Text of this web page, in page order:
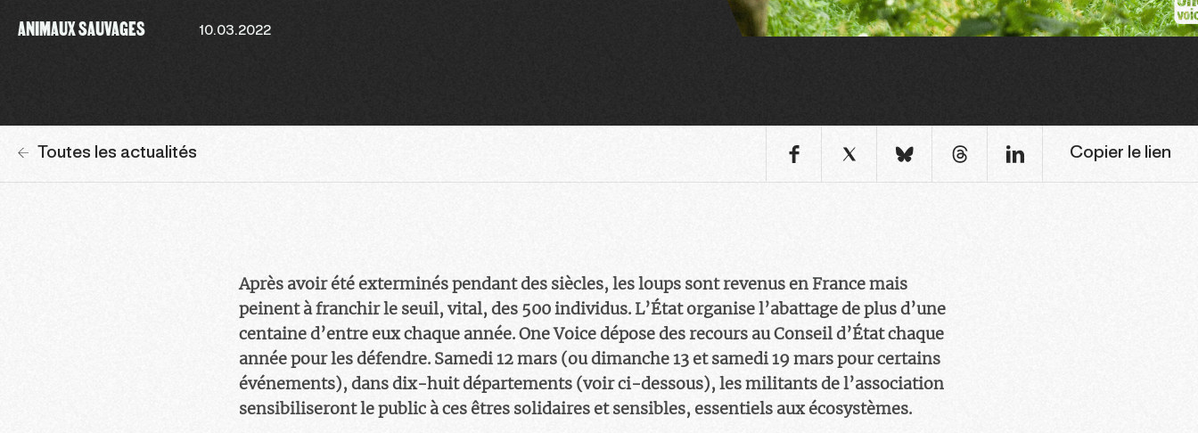
ANIMAUX SAUVAGES 10.03.2022
Toutes les actualités Copier le lien
Après avoir été exterminés pendant des siècles, les loups sont revenus en France mais
peinent à franchir le seuil, vital, des 500 individus. L’État organise l’abattage de plus d’une
centaine d’entre eux chaque année. One Voice dépose des recours au Conseil d’État chaque
année pour les défendre. Samedi 12 mars (ou dimanche 13 et samedi 19 mars pour certains
événements), dans dix-huit départements (voir ci-dessous), les militants de l’association
sensibiliseront le public à ces êtres solidaires et sensibles, essentiels aux écosystèmes.